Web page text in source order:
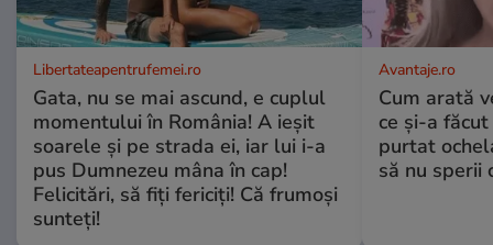
Libertateapentrufemei.ro
Gata, nu se mai ascund, e cuplul
momentului în România! A ieșit
soarele și pe strada ei, iar lui i-a
pus Dumnezeu mâna în cap!
Felicitări, să fiți fericiți! Că frumoși
sunteți!
Avantaje.ro
Cum arată
ce și-a
purtat
să nu sperii